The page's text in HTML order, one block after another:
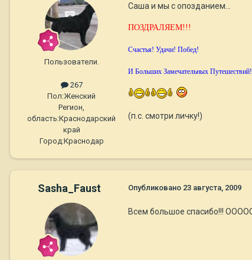
Пользователи.
267
Пол:Женский
Регион,
область:Краснодарский
край
Город:Краснодар
Саша и мы с опозданием...
ПОЗДРАЛЯЕМ!!!
Счастья! Удачи! Побед!
И Больших Замечательных Путешествий!
(п.с. смотри личку!)
Sasha_Faust Опубликовано 23 августа, 2009
Всем большое спасибо!!!